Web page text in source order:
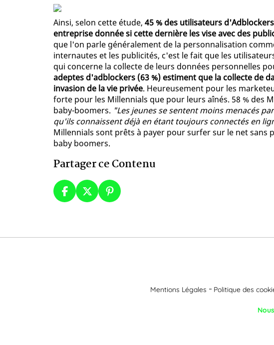
Ainsi, selon cette étude, 45 % des utilisateurs
entreprise donnée si cette dernière les vise avec des
que l'on parle généralement de la personnalisation
internautes et les publicités, c'est le fait que les
qui concerne la collecte de leurs données personnelles
adeptes d'adblockers (63 %) estiment que la collecte de
invasion de la vie privée. Heureusement pour les
forte pour les Millennials que pour leurs aînés. 58 % des
baby-boomers. "Les jeunes se sentent moins menacés
qu'ils connaissent déjà en étant toujours connectés en
Millennials sont prêts à payer pour surfer sur le net sans
baby boomers.
Partager ce Contenu
Mentions Légales Politique des